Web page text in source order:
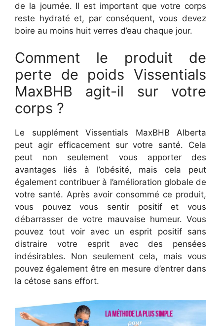
de la journée. Il est important que votre corps
reste hydraté et, par conséquent, vous devez
boire au moins huit verres d’eau chaque jour.
Comment le produit de
perte de poids Vissentials
MaxBHB agit-il sur votre
corps ?
Le supplément Vissentials MaxBHB Alberta
peut agir efficacement sur votre santé. Cela
peut non seulement vous apporter des
avantages liés à l’obésité, mais cela peut
également contribuer à l’amélioration globale de
votre santé. Après avoir consommé ce produit,
vous pouvez vous sentir positif et vous
débarrasser de votre mauvaise humeur. Vous
pouvez tout voir avec un esprit positif sans
distraire votre esprit avec des pensées
indésirables. Non seulement cela, mais vous
pouvez également être en mesure d’entrer dans
la cétose sans effort.